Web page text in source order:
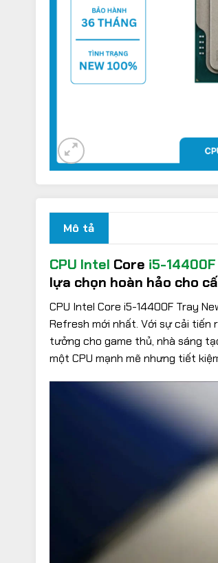
Mô tả
CPU Intel Core i5-14400F
lựa chọn hoàn hảo cho
CPU Intel Core i5-14400F Tray
Refresh mới nhất. Với sự cải tiến
tưởng cho game thủ, nhà sáng
một CPU mạnh mẽ nhưng tiết